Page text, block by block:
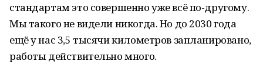
стандартам это совершенно уже всё по-другому.
Мы такого не видели никогда. Но до 2030 года
ещё у нас 3,5 тысячи километров запланировано,
работы действительно много.